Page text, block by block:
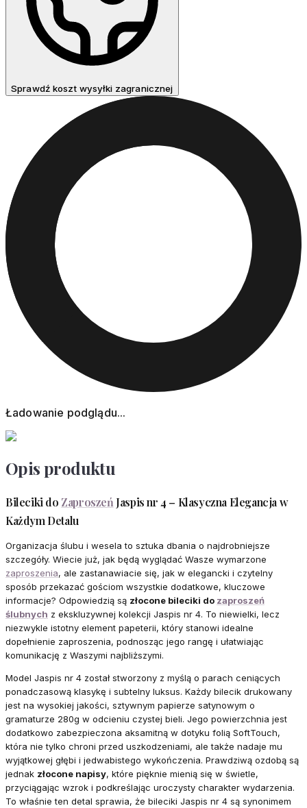
Sprawdź koszt wysyłki zagranicznej
Ładowanie podglądu...
Opis produktu
Bileciki do ZaproszeńJaspis nr 4 – Klasyczna Elegancja w
Każdym Detalu
Organizacja ślubu i wesela to sztuka dbania o najdrobniejsze
szczegóły. Wiecie już, jak będą wyglądać Wasze wymarzone
zaproszenia, ale zastanawiacie się, jak w elegancki i czytelny
sposób przekazać gościom wszystkie dodatkowe, kluczowe
informacje? Odpowiedzią są złocone bileciki do zaproszeń
ślubnych z ekskluzywnej kolekcji Jaspis nr 4. To niewielki, lecz
niezwykle istotny element papeterii, który stanowi idealne
dopełnienie zaproszenia, podnosząc jego rangę i ułatwiając
komunikację z Waszymi najbliższymi.
Model Jaspis nr 4 został stworzony z myślą o parach ceniących
ponadczasową klasykę i subtelny luksus. Każdy bilecik drukowany
jest na wysokiej jakości, sztywnym papierze satynowym o
gramaturze 280g w odcieniu czystej bieli. Jego powierzchnia jest
dodatkowo zabezpieczona aksamitną w dotyku folią SoftTouch,
która nie tylko chroni przed uszkodzeniami, ale także nadaje mu
wyjątkowej głębi i jedwabistego wykończenia. Prawdziwą ozdobą są
jednak złocone napisy, które pięknie mienią się w świetle,
przyciągając wzrok i podkreślając uroczysty charakter wydarzenia.
To właśnie ten detal sprawia, że bileciki Jaspis nr 4 są synonimem